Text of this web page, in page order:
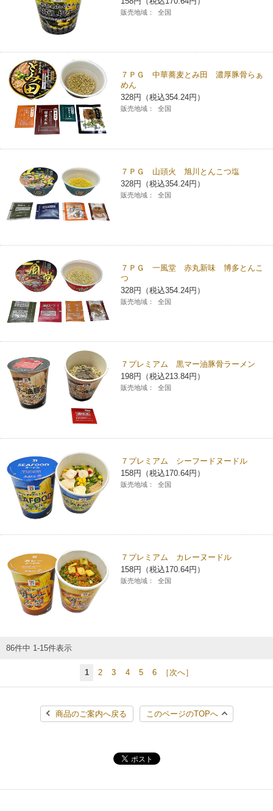
販売地域： 全国
７ＰＧ 中華蕎麦とみ田 濃厚豚骨らぁ
めん
328円（税込354.24円）
販売地域： 全国
７ＰＧ 山頭火 旭川とんこつ塩
328円（税込354.24円）
販売地域： 全国
７ＰＧ 一風堂 赤丸新味 博多とんこ
つ
328円（税込354.24円）
販売地域： 全国
７プレミアム 黒マー油豚骨ラーメン
198円（税込213.84円）
販売地域： 全国
７プレミアム シーフードヌードル
158円（税込170.64円）
販売地域： 全国
７プレミアム カレーヌードル
158円（税込170.64円）
販売地域： 全国
86件中 1-15件表示
1 2 3 4 5 6 ［次へ］
商品のご案内へ戻る このページのTOPへ